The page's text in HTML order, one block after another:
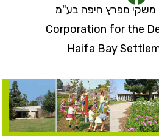
Corporation for the
משקי מפרץ חיפה בע"מ